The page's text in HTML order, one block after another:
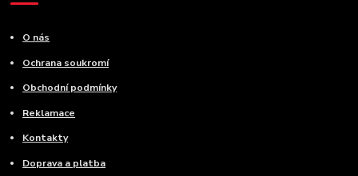
O nás
Ochrana soukromí
Obchodní podmínky
Reklamace
Kontakty
Doprava a platba